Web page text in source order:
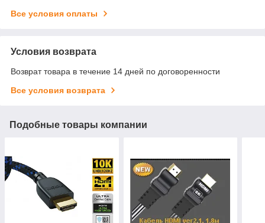
Все условия оплаты
Условия возврата
Возврат товара в течение 14 дней по договоренности
Все условия возврата
Подобные товары компании